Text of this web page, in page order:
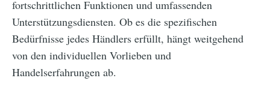
fortschrittlichen Funktionen und umfassenden
Unterstützungsdiensten. Ob es die spezifischen
Bedürfnisse jedes Händlers erfüllt, hängt weitgehend
von den individuellen Vorlieben und
Handelserfahrungen ab.